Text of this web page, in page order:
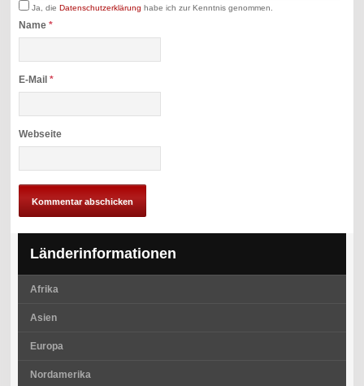
Ja, dieDatenschutzerklärung habe ich zur Kenntnis genommen.
Name*
E-Mail*
Webseite
Länderinformationen
Afrika
Asien
Europa
Nordamerika